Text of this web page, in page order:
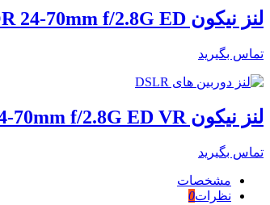
لنز نیکون Nikon AF-S NIKKOR 24-70mm f/2.8G ED
تماس بگیرید
لنز نیکون Nikon AF-S NIKKOR 24-70mm f/2.8G ED VR
تماس بگیرید
مشخصات
نظرات0